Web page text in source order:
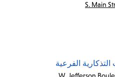
الفرعية